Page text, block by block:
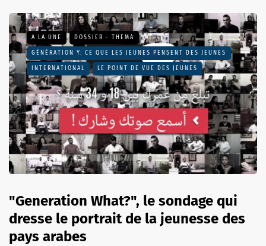
A LA UNE DOSSIER - THEMA
GÉNÉRATION Y: CE QUE LES JEUNES PENSENT DES JEUNES
INTERNATIONAL LE POINT DE VUE DES JEUNES
"Generation What?", le sondage qui
dresse le portrait de la jeunesse des
pays arabes